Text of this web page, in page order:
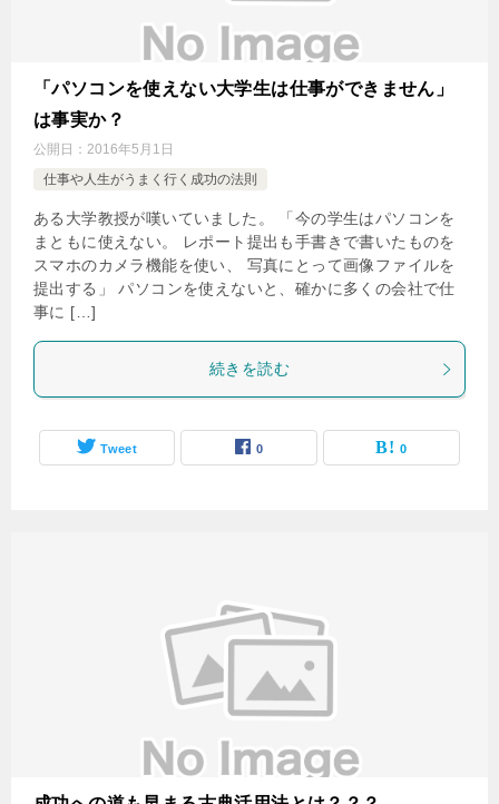
「パソコンを使えない大学生は仕事ができません」
は事実か？
公開日： 2016年5月1日
仕事や人生がうまく行く成功の法則
ある大学教授が嘆いていました。 「今の学生はパソコンを
まともに使えない。 レポート提出も手書きで書いたものを
スマホのカメラ機能を使い、 写真にとって画像ファイルを
提出する」 パソコンを使えないと、確かに多くの会社で仕
事に […]
続きを読む
Tweet 0 0